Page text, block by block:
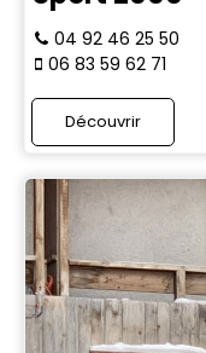
04 92 46 25 50
06 83 59 62 71
Découvrir